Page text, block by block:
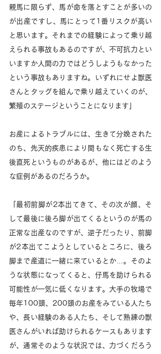
親馬に限らず、馬が命を落とすことが多いの
が出産ですし、馬にとって1番リスクが高い
と思います。それまでの経験によって乗り越
えられる事故もあるのですが、不可抗力とい
いますか人間の力ではどうしようもなかった
という事故もありますね。いずれにせよ獣医
さんとタッグを組んで乗り越えていくのが、
繁殖のステージということになります」
お産によるトラブルには、生きて分娩された
のち、先天的疾患により間もなく死亡する生
後直死というものがあるが、他にはどのよう
な症例があるのだろうか。
「最初前脚が2本出てきて、その次が顔、そ
して最後に後ろ脚が出てくるというのが馬の
正常な出産なのですが、逆子だったり、前脚
が2本出てこようとしているところに、後ろ
脚まで産道に一緒に来ているとか…。そのよ
うな状態になってくると、仔馬を助けられる
可能性が一気に低くなります。大手の牧場で
毎年100頭、200頭のお産をみている人たち
や、長い経験のある人たち、そして熟練の獣
医さんがいれば助けられるケースもあります
が、通常そのような状況では、力づくだろう